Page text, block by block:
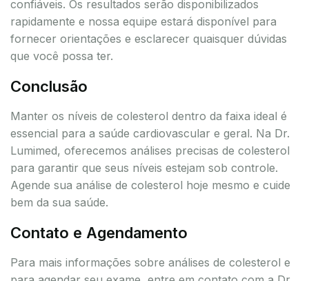
confiáveis. Os resultados serão disponibilizados
rapidamente e nossa equipe estará disponível para
fornecer orientações e esclarecer quaisquer dúvidas
que você possa ter.
Conclusão
Manter os níveis de colesterol dentro da faixa ideal é
essencial para a saúde cardiovascular e geral. Na Dr.
Lumimed, oferecemos análises precisas de colesterol
para garantir que seus níveis estejam sob controle.
Agende sua análise de colesterol hoje mesmo e cuide
bem da sua saúde.
Contato e Agendamento
Para mais informações sobre análises de colesterol e